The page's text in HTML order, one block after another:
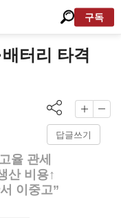
구독
터리 타격
답글쓰기
율 관세
산 비용↑
이중고”